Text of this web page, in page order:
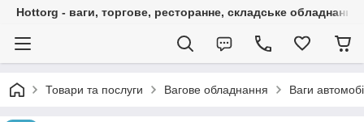
Hottorg - ваги, торгове, ресторанне, складське обладнання
Товари та послуги Вагове обладнання Ваги